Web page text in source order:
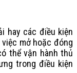
hay các điều kiện
mở hoặc đóng
thể vận hành thủ
trong điều kiện